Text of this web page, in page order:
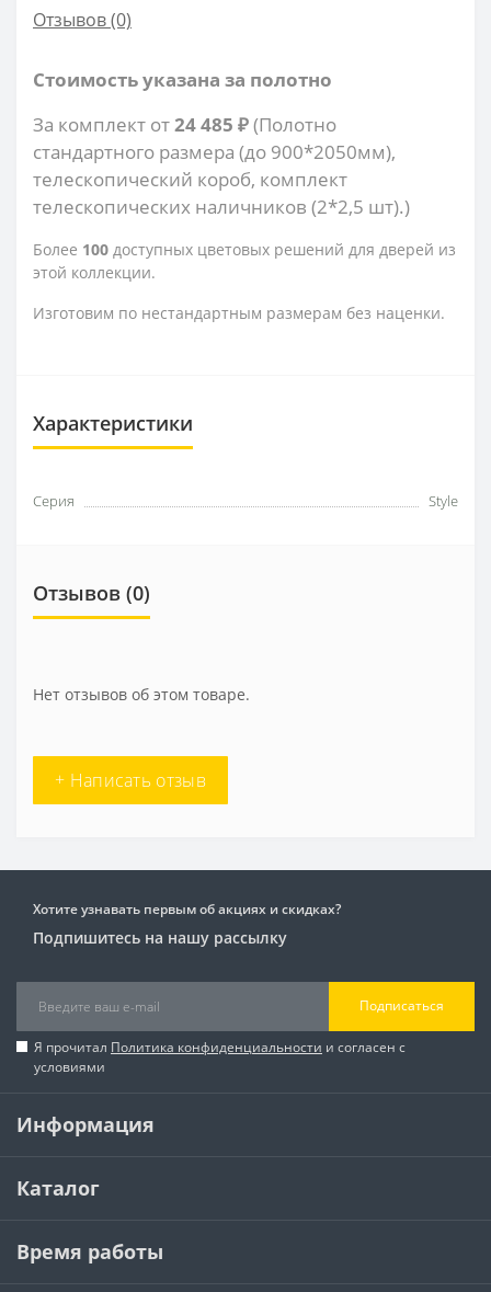
Отзывов (0)
Стоимость указана за полотно
За комплект от24 485 ₽(Полотно
стандартного размера (до 900*2050мм),
телескопический короб, комплект
телескопических наличников (2*2,5 шт).)
Более 100 доступных цветовых решений для дверей из
этой коллекции.
Изготовим по нестандартным размерам без наценки.
Характеристики
Серия Style
Отзывов (0)
Нет отзывов об этом товаре.
+ Написать отзыв
Хотите узнавать первым об акциях и скидках?
Подпишитесь на нашу рассылку
Подписаться
Я прочитал Политика конфиденциальности и согласен с
условиями
Информация
Каталог
Время работы